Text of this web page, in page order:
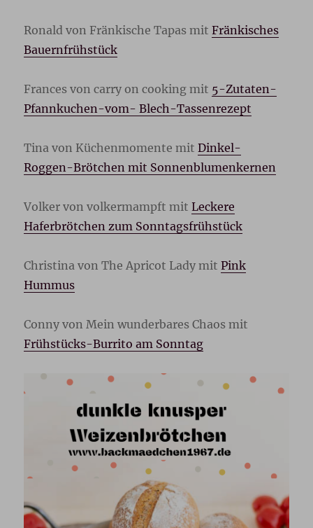
Ronald von Fränkische Tapas mitFränkisches
Bauernfrühstück
Frances von carry on cooking mit 5-Zutaten-
Pfannkuchen-vom- Blech-Tassenrezept
Tina von Küchenmomente mitDinkel-
Roggen-Brötchen mit Sonnenblumenkernen
Volker von volkermampft mitLeckere
Haferbrötchen zum Sonntagsfrühstück
Christina von The Apricot Lady mitPink
Hummus
Conny von Mein wunderbares Chaos mit
Frühstücks-Burrito am Sonntag